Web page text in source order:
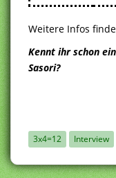
Weitere Infos
Kennt ihr schon
Sasori?
3x4=12 Interview